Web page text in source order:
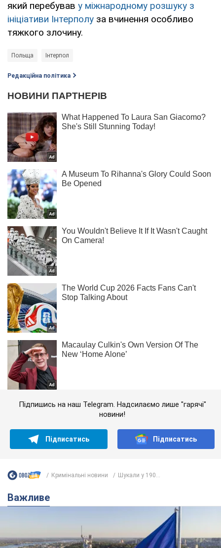
який перебував у міжнародному розшуку з
ініціативи Інтерполу за вчинення особливо
тяжкого злочину.
Польща Інтерпол
Редакційна політика
Підпишись на наш Telegram. Надсилаємо лише "гарячі"
новини!
Підписатись Підписатись
Кримінальні новини Шукали у 190...
Важливе